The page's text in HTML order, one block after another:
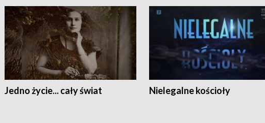
Jedno życie... cały świat Nielegalne kościoły